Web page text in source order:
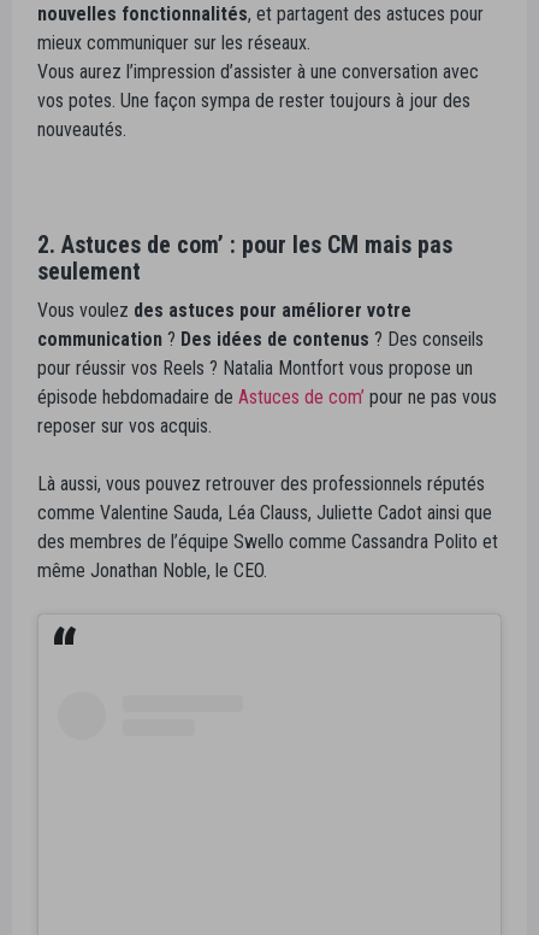
nouvelles fonctionnalités, et partagent des astuces pour
mieux communiquer sur les réseaux.
Vous aurez l’impression d’assister à une conversation avec
vos potes. Une façon sympa de rester toujours à jour des
nouveautés.
2. Astuces de com’ : pour les CM mais pas
seulement
Vous voulez des astuces pour améliorer votre
communication ? Des idées de contenus ? Des conseils
pour réussir vos Reels ? Natalia Montfort vous propose un
épisode hebdomadaire de Astuces de com’ pour ne pas vous
reposer sur vos acquis.
Là aussi, vous pouvez retrouver des professionnels réputés
comme Valentine Sauda, Léa Clauss, Juliette Cadot ainsi que
des membres de l’équipe Swello comme Cassandra Polito et
même Jonathan Noble, le CEO.